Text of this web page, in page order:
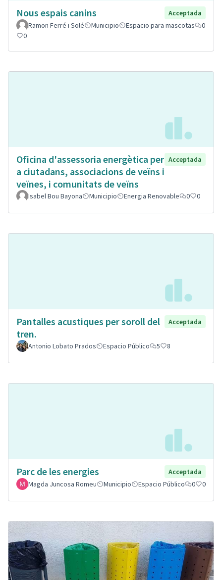
Nous espais canins
Acceptada
Ramon Ferré i Solé
Municipio Espacio para mascotas
0
0
Oficina d'assessoria energètica per
a ciutadans, associacions de veïns i
veïnes, i comunitats de veïns
Acceptada
Isabel Bou Bayona Municipio Energia Renovable 0 0
Pantalles acustiques per soroll del
tren.
Acceptada
Antonio Lobato Prados Espacio Público 5 8
Parc de les energies
Acceptada
Magda Juncosa Romeu
Municipio Espacio Público 0 0